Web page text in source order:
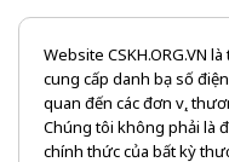
Website CSKH.ORG.VN
cung cấp danh bạ số
quan đến các đơn vị,
Chúng tôi không phải là
chính thức của bất kỳ